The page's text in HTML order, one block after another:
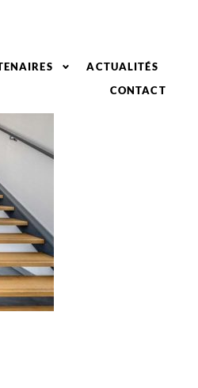
ACTUALITÉS
CONTACT